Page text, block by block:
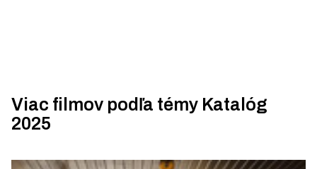
Viac filmov podľa témy Katalóg
2025